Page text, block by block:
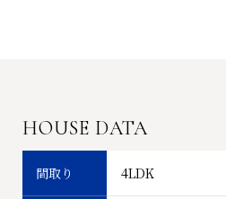
HOUSE DATA
間取り 4LDK